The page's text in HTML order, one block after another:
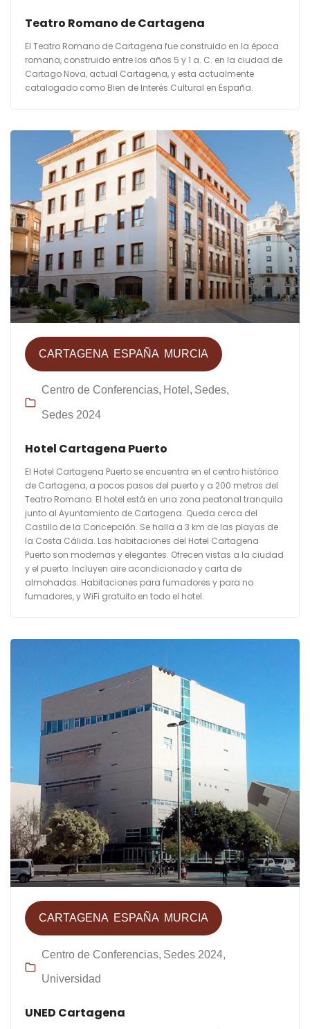
Teatro Romano de Cartagena
El Teatro Romano de Cartagena fue construido en la época
romana, construido entre los años 5 y 1 a. C. en la ciudad de
Cartago Nova, actual Cartagena, y esta actualmente
catalogado como Bien de Interés Cultural en España.
CARTAGENA ESPAÑA MURCIA
Centro de Conferencias Hotel Sedes
Sedes 2024
Hotel Cartagena Puerto
El Hotel Cartagena Puerto se encuentra en el centro histórico
de Cartagena, a pocos pasos del puerto y a 200 metros del
Teatro Romano. El hotel está en una zona peatonal tranquila
junto al Ayuntamiento de Cartagena. Queda cerca del
Castillo de la Concepción. Se halla a 3 km de las playas de
la Costa Cálida. Las habitaciones del Hotel Cartagena
Puerto son modernas y elegantes. Ofrecen vistas a la ciudad
y el puerto. Incluyen aire acondicionado y carta de
almohadas. Habitaciones para fumadores y para no
fumadores, y WiFi gratuito en todo el hotel.
CARTAGENA ESPAÑA MURCIA
Centro de Conferencias Sedes 2024
Universidad
UNED Cartagena